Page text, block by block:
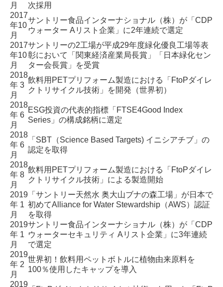
月
次採用
2017
年10
月
サントリー食品インターナショナル（株）が 「CDP
ウォーター Aリスト企業」に2年連続で選定
2017
年10
月
サントリーの2工場が平成29年度緑化優良工場等表
彰において
「関東経済産業局長賞」「日本緑化セン
ター会長賞」を受賞
2018
年 3
月
飲料用PETプリフォーム製造における
「FtoPダイレ
クトリサイクル技術」を開発（世界初）
2018
年 6
月
ESG投資の代表的指標 「FTSE4Good Index
Series」の構成銘柄に選定
2018
年 6
月
「SBT（Science Based Targets) イニシアチブ」の
認定を取得
2018
年 8
月
飲料用PETプリフォーム製造における「FtoPダイレ
クトリサイクル技術」による製造開始
2019
年 1
月
「サントリー天然水 奥大山ブナの森工場」が日本で
初めてAlliance for Water Stewardship（AWS）認証
を取得
2019
年 1
月
サントリー食品インターナショナル（株）が 「CDP
ウォーターセキュリティ Aリスト企業」に3年連続
で選定
2019
年 2
月
世界初！飲料用ペットボトルに植物由来原料を
100％使用したキャップを導入
2019